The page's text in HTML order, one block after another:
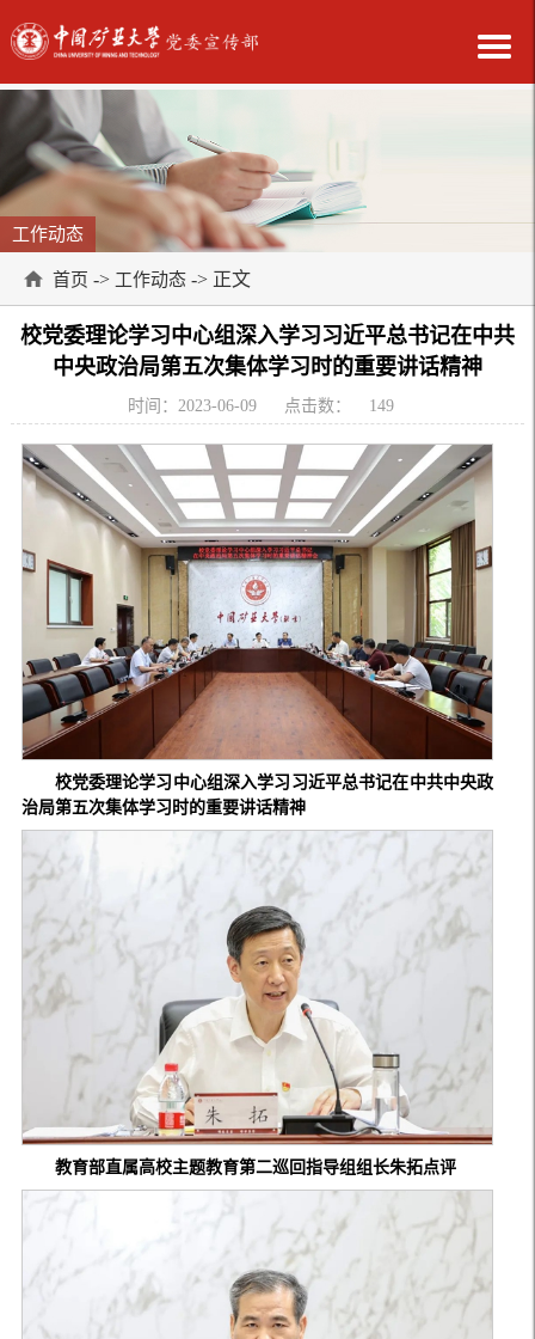
工作动态
首页 -> 工作动态 -> 正文
校党委理论学习中心组深入学习习近平总书记在中共
中央政治局第五次集体学习时的重要讲话精神
时间：2023-06-09 点击数： 149
校党委理论学习中心组深入学习习近平总书记在中共中央政
治局第五次集体学习时的重要讲话精神
教育部直属高校主题教育第二巡回指导组组长朱拓点评